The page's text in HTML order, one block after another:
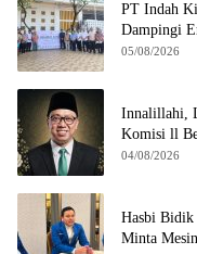
PT Indah
Dampingi
05/08/2026
Innalillahi,
Komisi ll
04/08/2026
Hasbi Bidik
Minta